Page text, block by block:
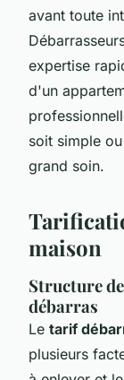
avant toute
expertise
d'un
soit simple
grand soin.
maison
Structure
débarras
Le tarif
plusieurs